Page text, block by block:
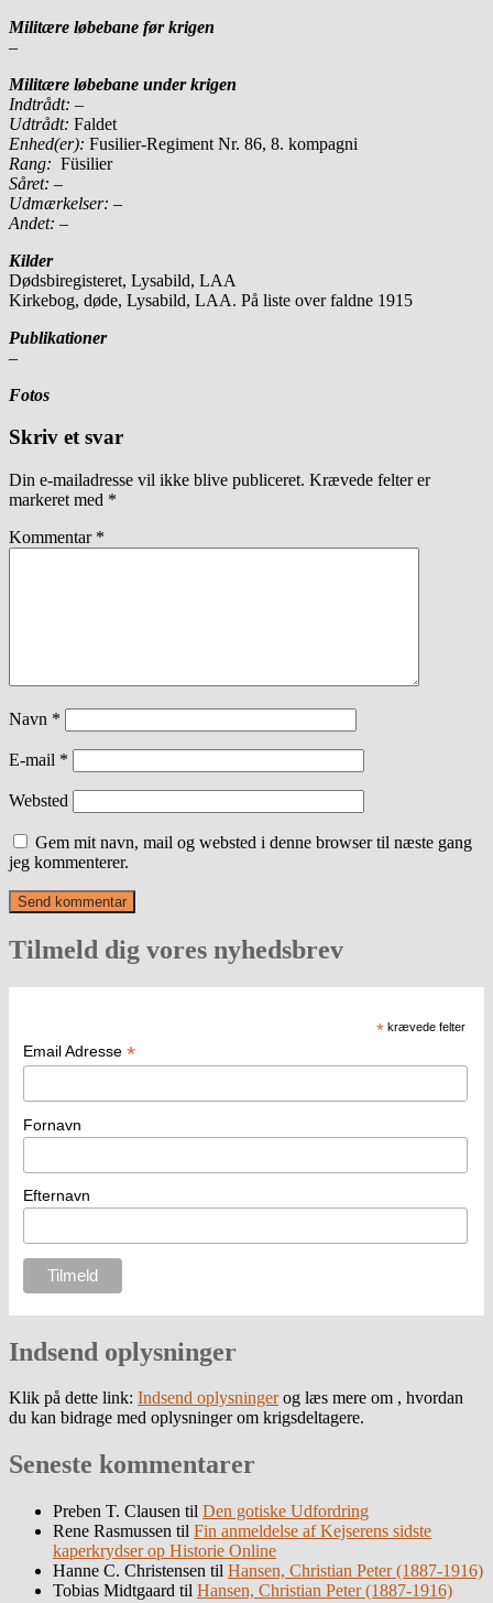
Militære løbebane før krigen
–
Militære løbebane under krigen
Indtrådt: –
Udtrådt: Faldet
Enhed(er): Fusilier-Regiment Nr. 86, 8. kompagni
Rang: Füsilier
Såret: –
Udmærkelser: –
Andet: –
Kilder
Dødsbiregisteret, Lysabild, LAA
Kirkebog, døde, Lysabild, LAA. På liste over faldne 1915
Publikationer
–
Fotos
Skriv et svar
Din e-mailadresse vil ikke blive publiceret. Krævede felter er
markeret med *
Kommentar *
Navn *
E-mail *
Websted
Gem mit navn, mail og websted i denne browser til næste gang
jeg kommenterer.
Tilmeld dig vores nyhedsbrev
* krævede felter
Email Adresse *
Fornavn
Efternavn
Indsend oplysninger
Klik på dette link: Indsend oplysningerog læs mere om , hvordan
du kan bidrage med oplysninger om krigsdeltagere.
Seneste kommentarer
Preben T. Clausen til Den gotiske Udfordring
Rene Rasmussen til Fin anmeldelse af Kejserens sidste
kaperkrydser op Historie Online
Hanne C. Christensen til Hansen, Christian Peter (1887-1916)
Tobias Midtgaard til Hansen, Christian Peter (1887-1916)